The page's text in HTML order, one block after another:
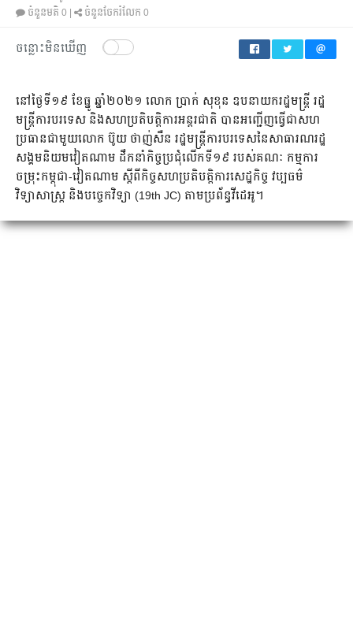
ចំនួនមតិ 0 ចំនួនចែករំលែក 0
ចន្លោះមិនឃើញ
នៅថ្ងៃទី១៩ ខែធ្នូ ឆ្នាំ២០២១ លោក ប្រាក់ សុខុន ឧបនាយករដ្ឋមន្ត្រី រដ្ឋ
មន្ត្រីការបរទេស និងសហប្រតិបត្តិការអន្តរជាតិ បានអញ្ជើញធ្វើជាសហ
ប្រធានជាមួយលោក ប៊ូយ ថាញ់សឺន រដ្ឋមន្រ្តីការបរទេសនៃសាធារណរដ្ឋ
សង្គមនិយមវៀតណាម ដឹកនាំកិច្ចប្រជុំលើកទី១៩ របស់គណៈ កម្មការ
ចម្រុះកម្ពុជា-វៀតណាម ស្តីពីកិច្ចសហប្រតិបត្តិការសេដ្ឋកិច្ច វប្បធម៌
វិទ្យាសាស្រ្ត និងបច្ចេកវិទ្យា (19th JC) តាមប្រព័ន្ធវីដេអូ។